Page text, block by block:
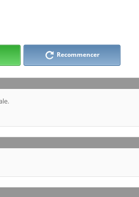
Recommencer